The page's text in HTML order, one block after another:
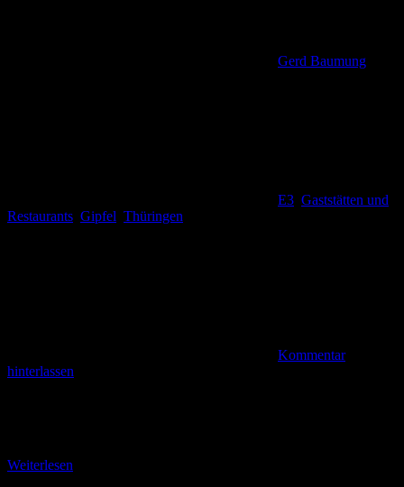
Gerd Baumung
E3 Gaststätten und
Restaurants Gipfel Thüringen
Kommentar
hinterlassen
Weiterlesen